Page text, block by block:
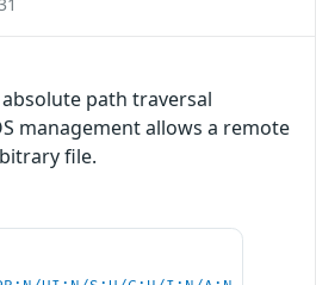
path traversal
management allows a remote
file.